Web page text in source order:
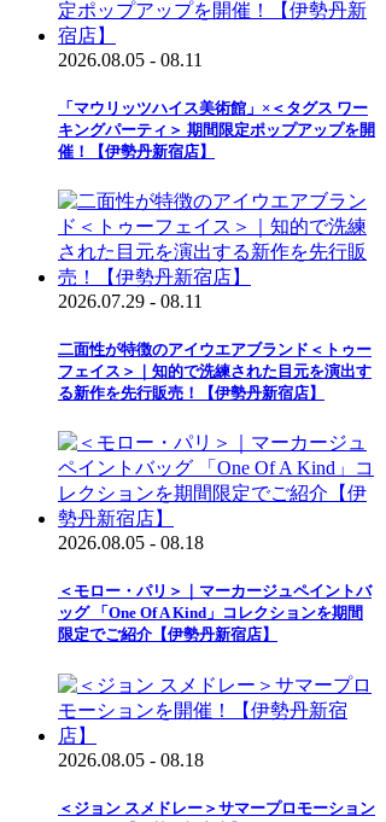
2026.08.05 - 08.11
「マウリッツハイス美術館」×＜タグス ワー
キングパーティ＞ 期間限定ポップアップを開
催！【伊勢丹新宿店】
2026.07.29 - 08.11
二面性が特徴のアイウエアブランド＜トゥー
フェイス＞｜知的で洗練された目元を演出す
る新作を先行販売！【伊勢丹新宿店】
2026.08.05 - 08.18
＜モロー・パリ＞｜マーカージュペイントバ
ッグ 「One Of A Kind」コレクションを期間
限定でご紹介【伊勢丹新宿店】
2026.08.05 - 08.18
＜ジョン スメドレー＞サマープロモーション